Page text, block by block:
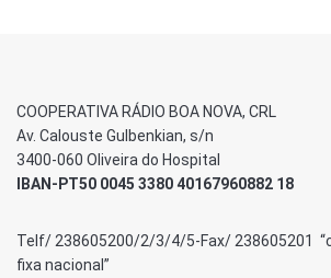
COOPERATIVA RÁDIO BOA NOVA, CRL
Av. Calouste Gulbenkian, s/n
3400-060 Oliveira do Hospital
IBAN-PT50 0045 3380 40167960882 18
Telf/ 238605200/2/3/4/5-Fax/ 238605201
fixa nacional”